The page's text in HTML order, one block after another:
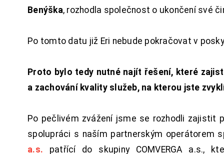
Benýška, rozhodla společnost o ukončení své
Po tomto datu již Eri nebude pokračovat v
Proto bylo tedy nutné najít řešení, které
a zachování kvality služeb, na kterou jste
Po pečlivém zvážení jsme se rozhodli zajistit
spolupráci s naším partnerským operátorem
a.s. patřící do skupiny COMVERGA a.s.,